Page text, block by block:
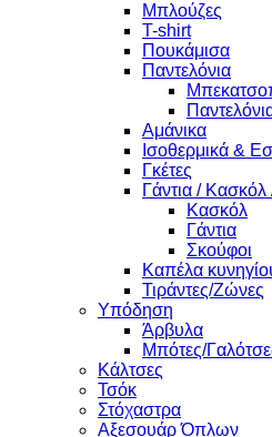
Μπλούζες
T-shirt
Πουκάμισα
Παντελόνια
Αμάνικα
Ισοθερμικά &
Γκέτες
Γάντια / Κασκόλ
Κασκόλ
Γάντια
Σκούφοι
Καπέλα
Τιράντες/Ζώνες
Υπόδηση
Άρβυλα
Μπότες/
Κάλτσες
Τσόκ
Στόχαστρα
Αξεσουάρ Όπλων